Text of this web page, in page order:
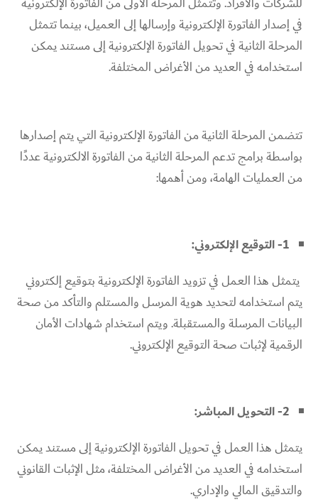
في إصدار الفاتورة الإلكترونية وإرسالها إلى العميل، بينما تتمثل
المرحلة الثانية في تحويل الفاتورة الإلكترونية إلى مستند يمكن
استخدامه في العديد من الأغراض المختلفة.
تتضمن المرحلة الثانية من الفاتورة الإلكترونية التي يتم إصدارها
بواسطة برامج تدعم المرحلة الثانية من الفاتورة الالكترونية عددًا
من العمليات الهامة، ومن أهمها:
1- التوقيع الإلكتروني:
يتمثل هذا العمل في تزويد الفاتورة الإلكترونية بتوقيع إلكتروني
يتم استخدامه لتحديد هوية المرسل والمستلم والتأكد من صحة
البيانات المرسلة والمستقبلة. ويتم استخدام شهادات الأمان
الرقمية لإثبات صحة التوقيع الإلكتروني.
2- التحويل المباشر:
يتمثل هذا العمل في تحويل الفاتورة الإلكترونية إلى مستند يمكن
استخدامه في العديد من الأغراض المختلفة، مثل الإثبات القانوني
والتدقيق المالي والإداري.